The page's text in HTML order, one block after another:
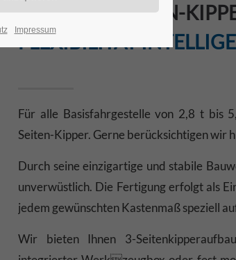
UNSERE 3-SEITEN-
FLEXIBILITÄT
Für alle Basisfahrgestelle von 2,8 t bis
Seiten-Kipper. Gerne berücksichtigen wir
Durch seine einzigartige und stabile
unverwüstlich. Die Fertigung erfolgt als
jedem gewünschten Kastenmaß speziell
Wir bieten Ihnen 3-
Impressum